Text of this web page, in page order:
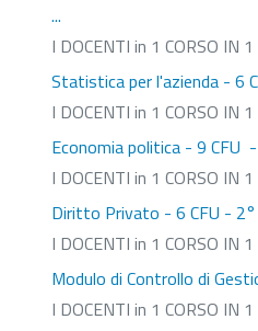
...
I DOCENTI in 1 CORSO IN
Statistica per l'azienda - 6
I DOCENTI in 1 CORSO IN
Economia politica - 9 CFU
I DOCENTI in 1 CORSO IN
Diritto Privato - 6 CFU -
I DOCENTI in 1 CORSO IN
Modulo di Controllo di
I DOCENTI in 1 CORSO IN